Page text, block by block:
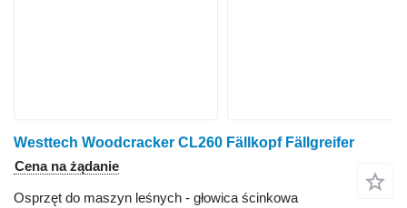
Westtech Woodcracker CL260 Fällkopf Fällgreifer
Cena na żądanie
Osprzęt do maszyn leśnych - głowica ścinkowa